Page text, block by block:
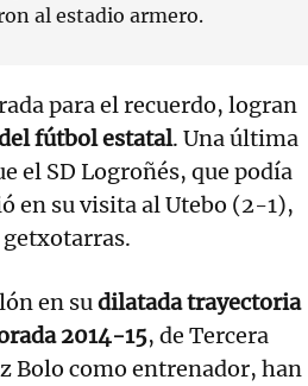
al estadio armero.
para el recuerdo, logran
fútbol estatal. Una última
el SD Logroñés, que podía
en su visita al Utebo (2-1),
en sudilatada trayectoria
2014-15, de Tercera
Bolo como entrenador, han